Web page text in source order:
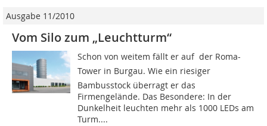
Ausgabe 11/2010
Vom Silo zum „Leuchtturm“
Schon von weitem fällt er auf  der Roma-
Tower in Burgau. Wie ein riesiger
Bambusstock überragt er das
Firmengelände. Das Besondere: In der
Dunkelheit leuchten mehr als 1000 LEDs am
Turm....